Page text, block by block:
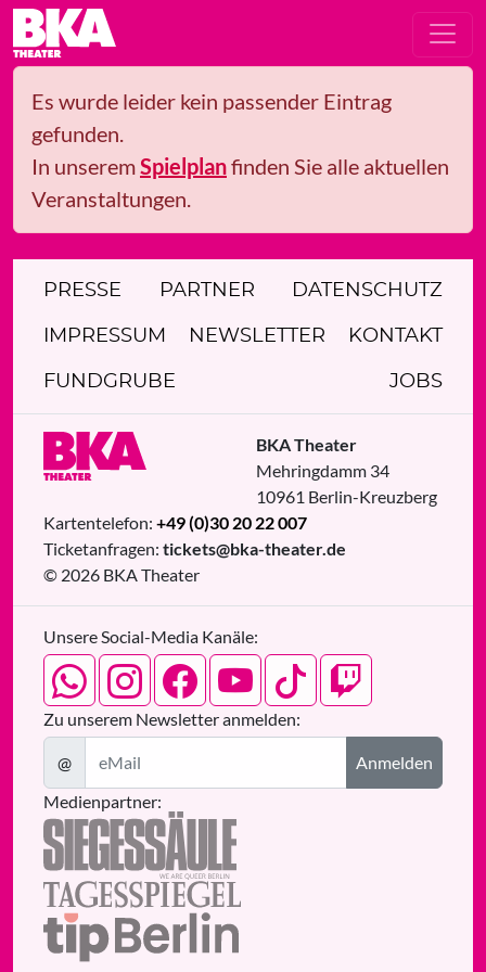
Es wurde leider kein passender Eintrag
gefunden.
In unseremSpielplanfinden Sie alle aktuellen
Veranstaltungen.
PRESSE PARTNER DATENSCHUTZ
IMPRESSUM NEWSLETTER KONTAKT
FUNDGRUBE JOBS
BKA Theater
Mehringdamm 34
10961 Berlin-Kreuzberg
Kartentelefon: +49 (0)30 20 22 007
Ticketanfragen: tickets@bka-theater.de
© 2026 BKA Theater
Unsere Social-Media Kanäle:
Zu unserem Newsletter anmelden:
@
Anmelden
Medienpartner: